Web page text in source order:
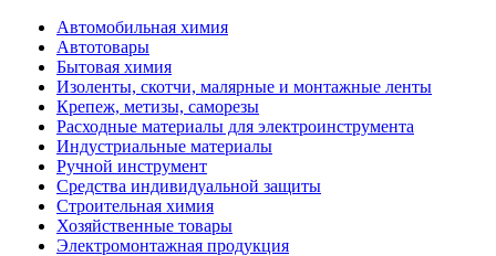
Автомобильная химия
Автотовары
Бытовая химия
Изоленты, скотчи, малярные и монтажные ленты
Крепеж, метизы, саморезы
Расходные материалы для электроинструмента
Индустриальные материалы
Ручной инструмент
Средства индивидуальной защиты
Строительная химия
Хозяйственные товары
Электромонтажная продукция